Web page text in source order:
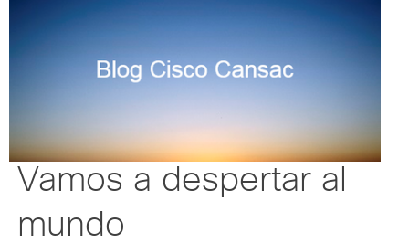
Vamos a despertar al
mundo